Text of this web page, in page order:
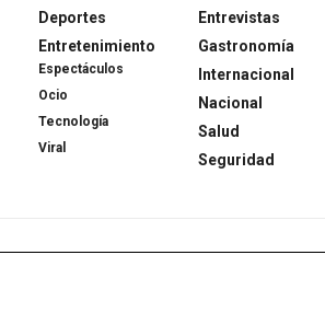
Deportes
Entretenimiento
Espectáculos
Ocio
Tecnología
Viral
Entrevistas
Gastronomía
Internacional
Nacional
Salud
Seguridad